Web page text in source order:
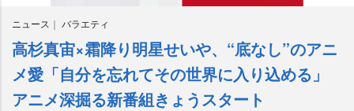
M
u
t
ニュース バラエティ
高杉真宙×霜降り明星せいや、“底なし”のアニ
メ愛「自分を忘れてその世界に入り込める」
アニメ深掘る新番組きょうスタート